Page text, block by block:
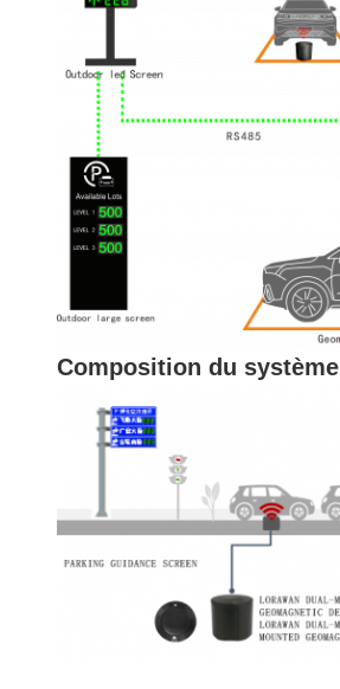
Composition du système